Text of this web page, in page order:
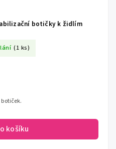
botičky k židlím
(1 ks)
košíku